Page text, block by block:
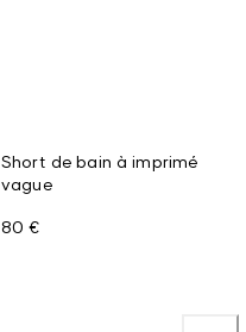
Short de bain à imprimé
vague
80 €